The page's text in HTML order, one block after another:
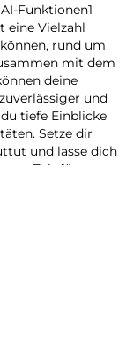
Funktionen1
eine Vielzahl
rund um
mit dem
deine
und
tiefe Einblicke
Setze dir
und lasse dich
Zeit für
und
dich deine
vielseitigen
flach
und